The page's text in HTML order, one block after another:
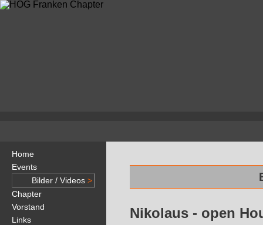
Home
Events
Bilder / Videos >
Chapter
Vorstand
Links
Nikolaus - open